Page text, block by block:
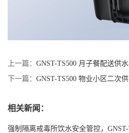
上一篇： GNST-TS500 月子餐配送供
下一篇： GNST-TS500 物业小区二次
相关新闻：
强制隔离戒毒所饮水安全管控，